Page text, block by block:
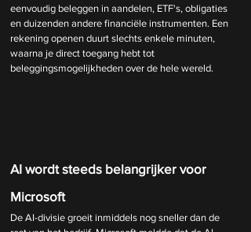
eenvoudig beleggen in aandelen, ETF's, obligaties
en duizenden andere financiële instrumenten. Een
rekening openen duurt slechts enkele minuten,
waarna je direct toegang hebt tot
beleggingsmogelijkheden over de hele wereld.
AI wordt steeds belangrijker voor
Microsoft
De AI-divisie groeit inmiddels nog sneller dan de